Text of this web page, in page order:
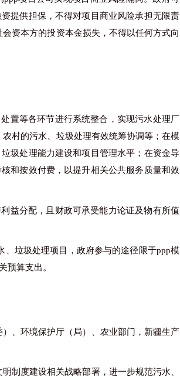
提供担保，不得对项目商业风险承担无限责
资本方的投资本金损失，不得以任何方式向
置等各环节进行系统整合，实现污水处理厂
村的污水、垃圾处理有效统筹协调等；在模
圾处理能力建设和项目管理水平；在资金导
和按效付费，以提升相关公共服务质量和效
益分配，且财政可承受能力论证及物有所值
、垃圾处理项目，政府参与的途径限于ppp模
预算支出。
、环境保护厅（局）、农业部门，新疆生产
制度建设相关战略部署，进一步规范污水、